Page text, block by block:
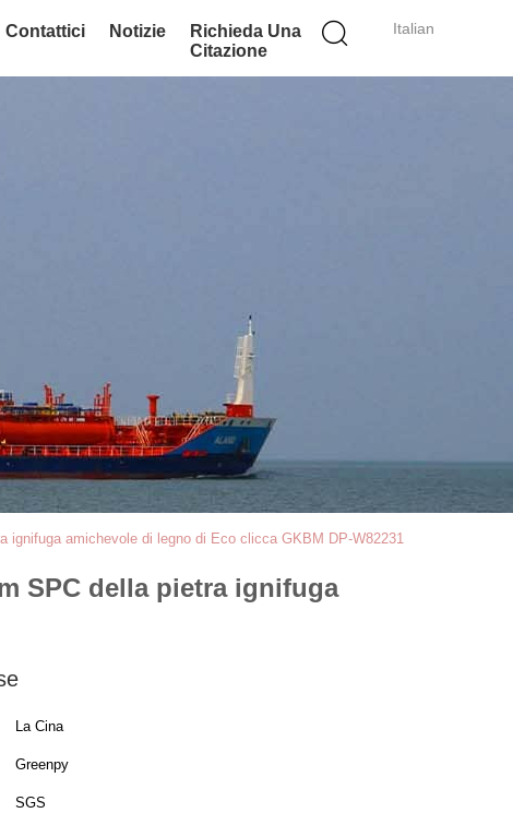
Italian
Contattici Notizie
Richieda Una
Citazione
amichevole di legno di Eco clicca GKBM DP-W82231
SPC della pietra ignifuga
La Cina
Greenpy
SGS